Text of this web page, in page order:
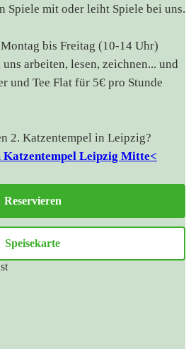
Spiele mit oder leiht Spiele bei uns.
bis Freitag (10-14 Uhr)
arbeiten, lesen, zeichnen... und
und Tee Flat für 5€ pro Stunde
2. Katzentempel in Leipzig?
Leipzig Mitte<
Reservieren
Speisekarte